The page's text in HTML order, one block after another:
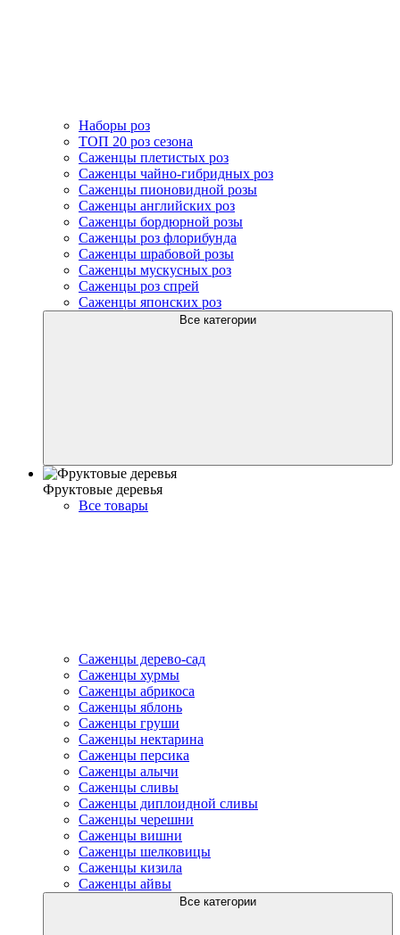
Наборы роз
ТОП 20 роз сезона
Саженцы плетистых роз
Саженцы чайно-гибридных роз
Саженцы пионовидной розы
Саженцы английских роз
Саженцы бордюрной розы
Саженцы роз флорибунда
Саженцы шрабовой розы
Саженцы мускусных роз
Саженцы роз спрей
Саженцы японских роз
Все категории
Фруктовые деревья
Все товары
Саженцы дерево-сад
Саженцы хурмы
Саженцы абрикоса
Саженцы яблонь
Саженцы груши
Саженцы нектарина
Саженцы персика
Саженцы алычи
Саженцы сливы
Саженцы диплоидной сливы
Саженцы черешни
Саженцы вишни
Саженцы шелковицы
Саженцы кизила
Саженцы айвы
Все категории